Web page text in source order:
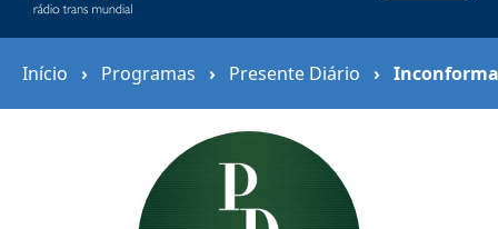
Início › Programas › Presente Diário ›